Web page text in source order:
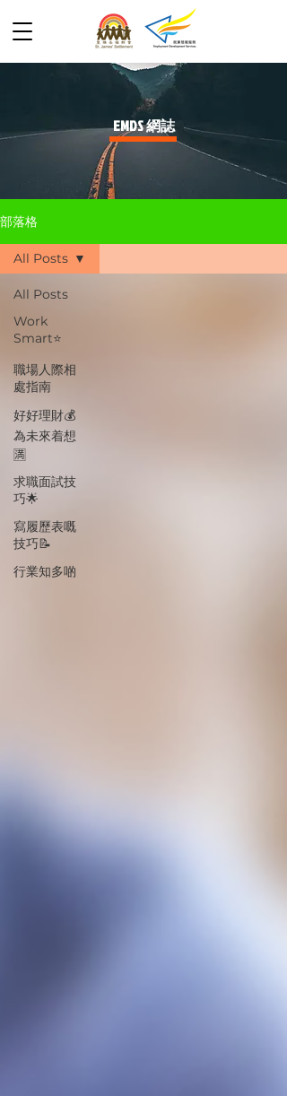
​EMDS 網誌
部落格
All Posts
Work
Smart⭐️
職場人際相
處指南
好好理財💰
為未來着想
🈵
求職面試技
巧🌟
寫履歷表嘅
技巧📝
行業知多啲
All Posts